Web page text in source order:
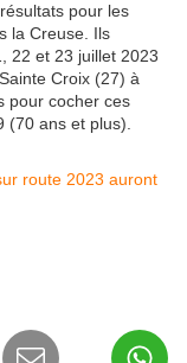
pour les
la Creuse. Ils
22 et 23 juillet 2023
Croix (27) à
pour cocher ces
ans et plus).